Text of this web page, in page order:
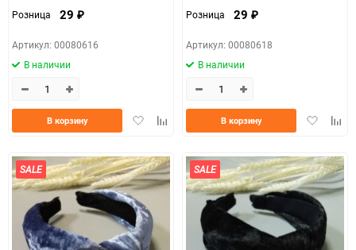
Розница 29 ₽
Артикул: 00080616
В наличии
ДобавитьДобавить
В корзину
Розница 29 ₽
Артикул: 00080618
В наличии
Добавить
В корзину
SALE SALE